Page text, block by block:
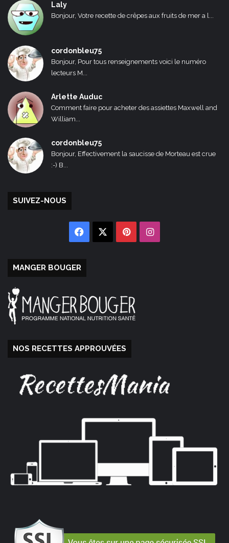
Laly
Bonjour, Votre recette de crêpes aux fruits de mer a l...
cordonbleu75
Bonjour, Pour tous renseignements voici le numéro
lecteurs M...
Arlette Auduc
Comment faire pour acheter des assiettes Maxwell and
William...
cordonbleu75
Bonjour, Effectivement la saucisse de Morteau est crue
:-) B...
SUIVEZ-NOUS
Facebook PinterestInstagram
MANGER BOUGER
NOS RECETTES APPROUVÉES